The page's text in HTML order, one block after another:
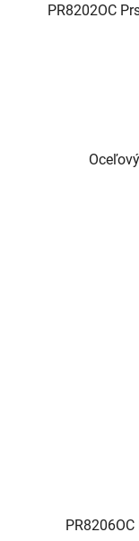
PR8202OC